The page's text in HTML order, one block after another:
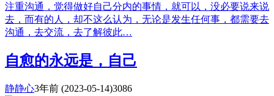
注重沟通，觉得做好自己分内的事情，就可以，没必要说来说
去，而有的人，却不这么认为，无论是发生任何事，都需要去
沟通，去交流，去了解彼此…
自愈的永远是，自己
静静心3年前 (2023-05-14)3086